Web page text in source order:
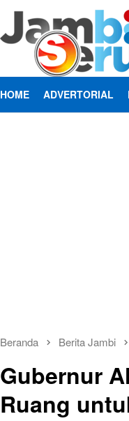
HOME ADVERTORIAL
Beranda Berita Jambi
Gubernur
Ruang